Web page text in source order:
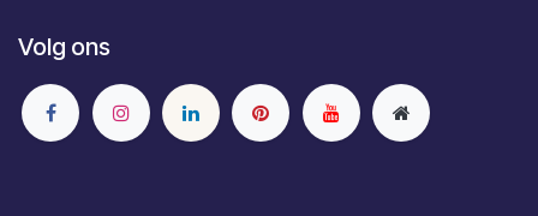
Volg ons